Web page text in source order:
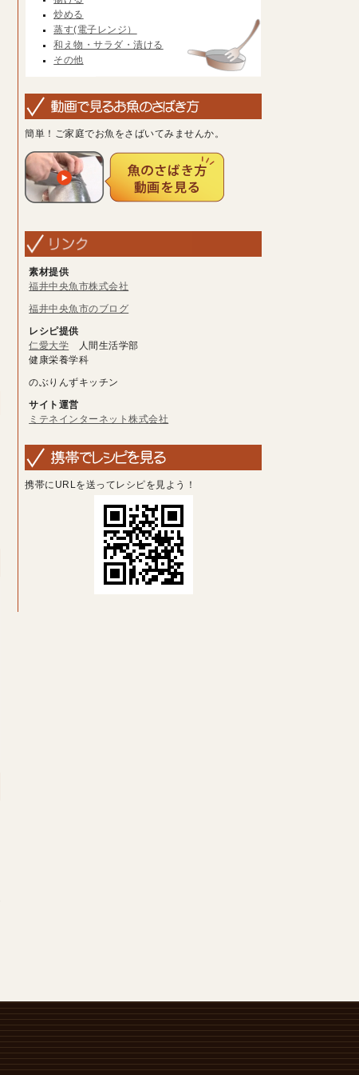
炒める
蒸す(電子レンジ）
和え物・サラダ・漬ける
その他
簡単！ご家庭でお魚をさばいてみませんか。
素材提供
福井中央魚市株式会社
福井中央魚市のブログ
レシピ提供
仁愛大学 人間生活学部
健康栄養学科
のぶりんずキッチン
サイト運営
ミテネインターネット株式会社
携帯にURLを送ってレシピを見よう！